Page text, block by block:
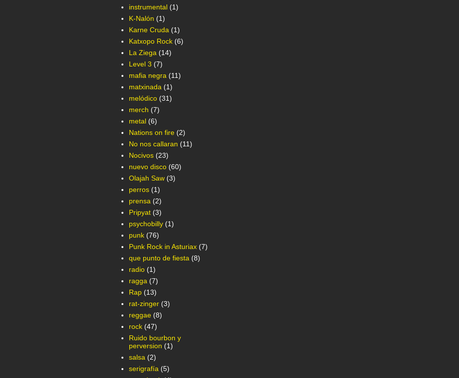
instrumental (1)
K-Nalón (1)
Karne Cruda (1)
Katxopo Rock (6)
La Ziega (14)
Level 3 (7)
mafia negra (11)
matxinada (1)
melódico (31)
merch (7)
metal (6)
Nations on fire (2)
No nos callaran (11)
Nocivos (23)
nuevo disco (60)
Olajah Saw (3)
perros (1)
prensa (2)
Pripyat (3)
psychobilly (1)
punk (76)
Punk Rock in Asturiax (7)
que punto de fiesta (8)
radio (1)
ragga (7)
Rap (13)
rat-zinger (3)
reggae (8)
rock (47)
Ruido bourbon y
perversion (1)
salsa (2)
serigrafía (5)